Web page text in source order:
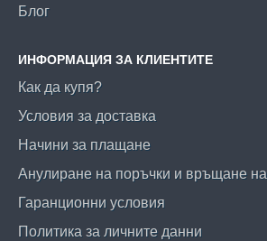
Блог
ИНФОРМАЦИЯ ЗА КЛИЕНТИТЕ
Как да купя?
Условия за доставка
Начини за плащане
Анулиране на поръчки и връщане на
Гаранционни условия
Политика за личните данни